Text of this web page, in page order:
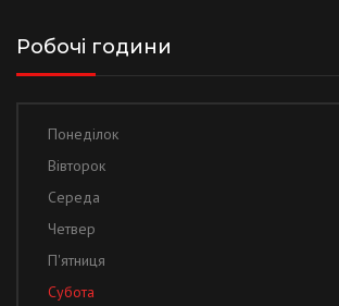
Робочі години
Понеділок
Вівторок
Середа
Четвер
П'ятниця
Субота